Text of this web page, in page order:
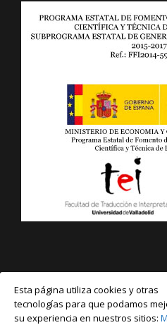
Copyright All
Esta página utiliza cookies y otras
tecnologías para que podamos
su experiencia en nuestros sitios: